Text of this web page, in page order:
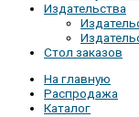
Издательства
Стол заказов
На главную
Распродажа
Каталог